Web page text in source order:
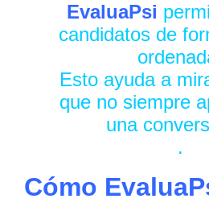
EvaluaPsi
candidatos de
Esto ayuda a
que no siempre
una
.
Cómo